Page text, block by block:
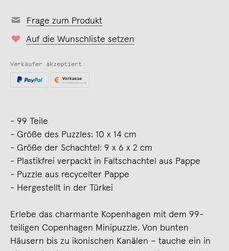
Frage zum Produkt
Auf die Wunschliste setzen
Verkäufer akzeptiert:
- 99 Teile
- Größe des Puzzles: 10 x 14 cm
- Größe der Schachtel: 9 x 6 x 2 cm
- Plastikfrei verpackt in Faltschachtel aus Pappe
- Puzzle aus recycelter Pappe
- Hergestellt in der Türkei
Erlebe das charmante Kopenhagen mit dem 99-
teiligen Copenhagen Minipuzzle. Von bunten
Häusern bis zu ikonischen Kanälen – tauche ein in